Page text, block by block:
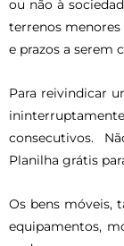
ou não à
terrenos menores
e prazos a serem
Para reivindicar
consecutivos.
Planilha grátis
Os bens móveis,
equipamentos,